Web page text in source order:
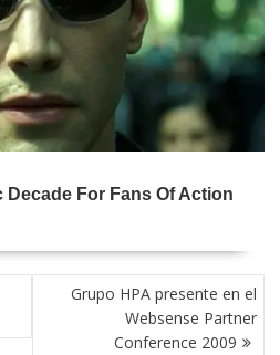
Grupo HPA presente en el
Websense Partner
Conference 2009